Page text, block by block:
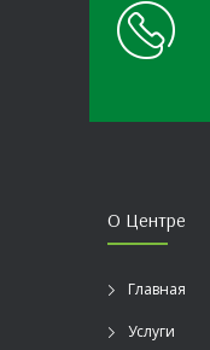
О Центре
Главная
Услуги